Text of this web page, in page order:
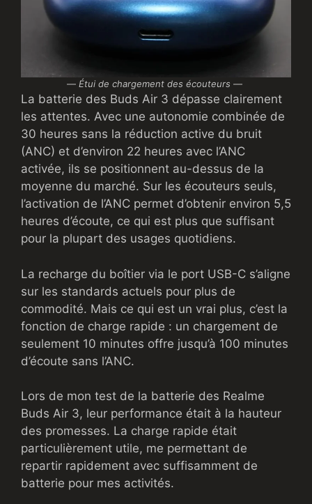
— Étui de chargement des écouteurs —
La batterie des Buds Air 3 dépasse clairement
les attentes. Avec une autonomie combinée de
30 heures sans la réduction active du bruit
(ANC) et d’environ 22 heures avec l’ANC
activée, ils se positionnent au-dessus de la
moyenne du marché. Sur les écouteurs seuls,
l’activation de l’ANC permet d’obtenir environ 5,5
heures d’écoute, ce qui est plus que suffisant
pour la plupart des usages quotidiens.
La recharge du boîtier via le port USB-C s’aligne
sur les standards actuels pour plus de
commodité. Mais ce qui est un vrai plus, c’est la
fonction de charge rapide : un chargement de
seulement 10 minutes offre jusqu’à 100 minutes
d’écoute sans l’ANC.
Lors de mon test de la batterie des Realme
Buds Air 3, leur performance était à la hauteur
des promesses. La charge rapide était
particulièrement utile, me permettant de
repartir rapidement avec suffisamment de
batterie pour mes activités.